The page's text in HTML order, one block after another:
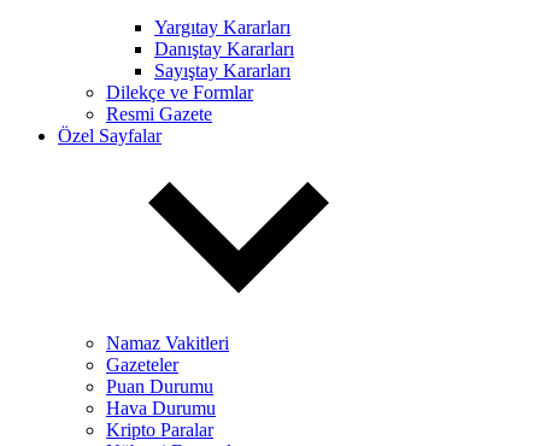
Yargıtay Kararları
Danıştay Kararları
Sayıştay Kararları
Dilekçe ve Formlar
Resmi Gazete
Özel Sayfalar
Namaz Vakitleri
Gazeteler
Puan Durumu
Hava Durumu
Kripto Paralar